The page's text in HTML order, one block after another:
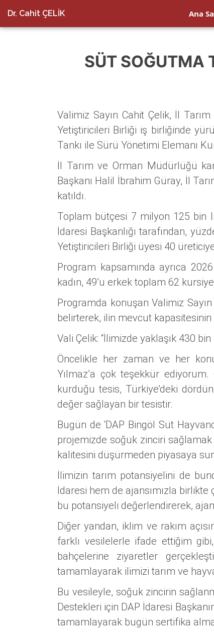
Dr. Cahit ÇELİK Ana
SÜT SOĞUTMA
Valimiz Sayın Cahit Çelik, İl
Yetiştiricileri Birliği iş birliğinde
Tankı ile Sürü Yönetimi Elemanı
İl Tarım ve Orman Müdürlüğü
Başkanı Halil İbrahim Güray, İl
katıldı.
Toplam bütçesi 7 milyon 125 bin
İdaresi Başkanlığı tarafından,
Yetiştiricileri Birliği üyesi 40
Program kapsamında ayrıca
kadın, 49’u erkek toplam 62
Programda konuşan Valimiz
belirterek, ilin mevcut
Vali Çelik: “İlimizde yaklaşık 430
Öncelikle her zaman ve her
Yılmaz’a çok teşekkür
kurduğu tesis, Türkiye’deki
değer sağlayan bir tesistir.
Bugün de ‘DAP Bingöl Süt
projemizde soğuk zinciri sağlamak
kalitesini düşürmeden piyasaya
İlimizin tarım potansiyelini de
İdaresi hem de ajansımızla
bu potansiyeli değerlendirerek,
Diğer yandan, iklim ve rakım
farklı vesilelerle ifade ettiğim
bahçelerine ziyaretler
tamamlayarak ilimizi tarım ve
Bu vesileyle, soğuk zincirin
Destekleri için DAP İdaresi
tamamlayarak bugün sertifika